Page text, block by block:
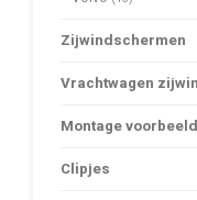
Zijwindschermen
Vrachtwagen
Montage voorbeeld
Clipjes